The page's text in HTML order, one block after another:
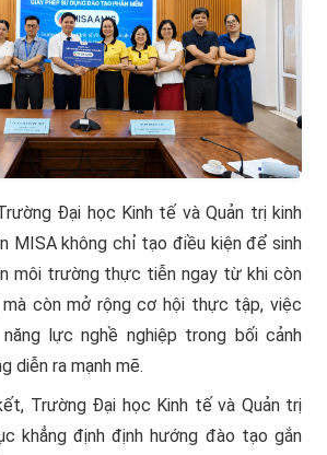
Đại học Kinh tế và Quản trị kinh
MISA không chỉ tạo điều kiện để sinh
môi trường thực tiễn ngay từ khi còn
còn mở rộng cơ hội thực tập, việc
lực nghề nghiệp trong bối cảnh
diễn ra mạnh mẽ.
Trường Đại học Kinh tế và Quản trị
khẳng định định hướng đào tạo gắn